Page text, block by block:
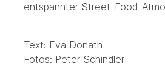
entspannter Street-Food-
Text: Eva Donath
Fotos: Peter Schindler